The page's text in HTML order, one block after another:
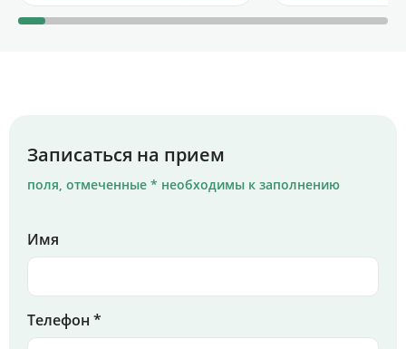
Записаться на прием
поля, отмеченные * необходимы к заполнению
Имя
Телефон *